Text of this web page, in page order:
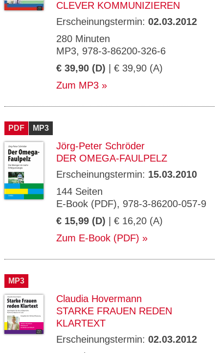
CLEVER KOMMUNIZIEREN
Erscheinungstermin: 02.03.2012
280 Minuten
MP3, 978-3-86200-326-6
€ 39,90 (D) | € 39,90 (A)
Zum MP3
PDF MP3
Jörg-Peter Schröder
DER OMEGA-FAULPELZ
Erscheinungstermin: 15.03.2010
144 Seiten
E-Book (PDF), 978-3-86200-057-9
€ 15,99 (D) | € 16,20 (A)
Zum E-Book (PDF)
MP3
Claudia Hovermann
STARKE FRAUEN REDEN
KLARTEXT
Erscheinungstermin: 02.03.2012